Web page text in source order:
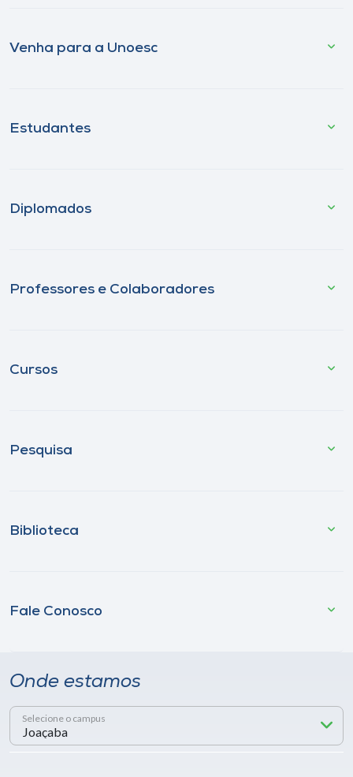
Venha para a Unoesc
Estudantes
Diplomados
Professores e Colaboradores
Cursos
Pesquisa
Biblioteca
Fale Conosco
Onde estamos
Selecione o campus